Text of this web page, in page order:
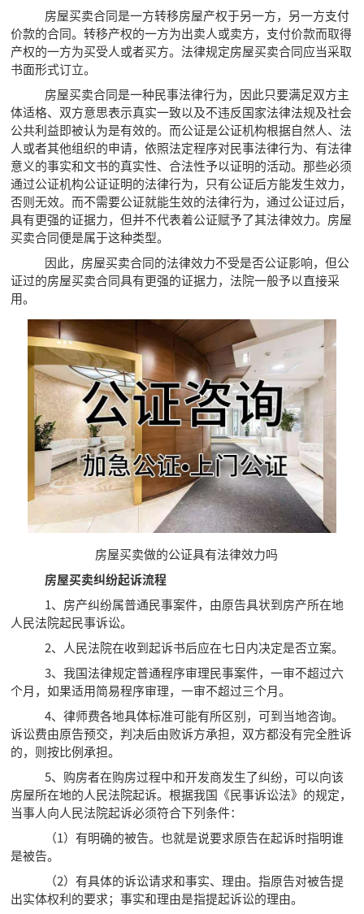
房屋买卖合同是一方转移房屋产权于另一方，另一方支付
价款的合同。转移产权的一方为出卖人或卖方，支付价款而取得
产权的一方为买受人或者买方。法律规定房屋买卖合同应当采取
书面形式订立。
房屋买卖合同是一种民事法律行为，因此只要满足双方主
体适格、双方意思表示真实一致以及不违反国家法律法规及社会
公共利益即被认为是有效的。而公证是公证机构根据自然人、法
人或者其他组织的申请，依照法定程序对民事法律行为、有法律
意义的事实和文书的真实性、合法性予以证明的活动。那些必须
通过公证机构公证证明的法律行为，只有公证后方能发生效力，
否则无效。而不需要公证就能生效的法律行为，通过公证过后，
具有更强的证据力，但并不代表着公证赋予了其法律效力。房屋
买卖合同便是属于这种类型。
因此，房屋买卖合同的法律效力不受是否公证影响，但公
证过的房屋买卖合同具有更强的证据力，法院一般予以直接采
用。
房屋买卖做的公证具有法律效力吗
房屋买卖纠纷起诉流程
1、房产纠纷属普通民事案件，由原告具状到房产所在地
人民法院起民事诉讼。
2、人民法院在收到起诉书后应在七日内决定是否立案。
3、我国法律规定普通程序审理民事案件，一审不超过六
个月，如果适用简易程序审理，一审不超过三个月。
4、律师费各地具体标准可能有所区别，可到当地咨询。
诉讼费由原告预交，判决后由败诉方承担，双方都没有完全胜诉
的，则按比例承担。
5、购房者在购房过程中和开发商发生了纠纷，可以向该
房屋所在地的人民法院起诉。根据我国《民事诉讼法》的规定，
当事人向人民法院起诉必须符合下列条件：
（1）有明确的被告。也就是说要求原告在起诉时指明谁
是被告。
（2）有具体的诉讼请求和事实、理由。指原告对被告提
出实体权利的要求；事实和理由是指提起诉讼的理由。